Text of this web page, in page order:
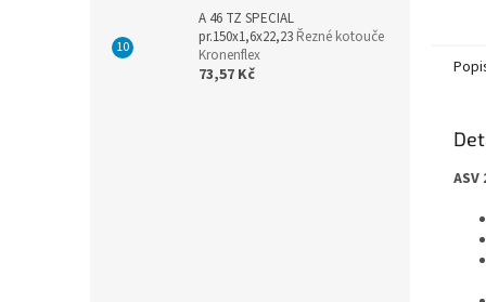
A 46 TZ SPECIAL
pr.150x1,6x22,23 Řezné kotouče
Kronenflex
73,57 Kč
ASV